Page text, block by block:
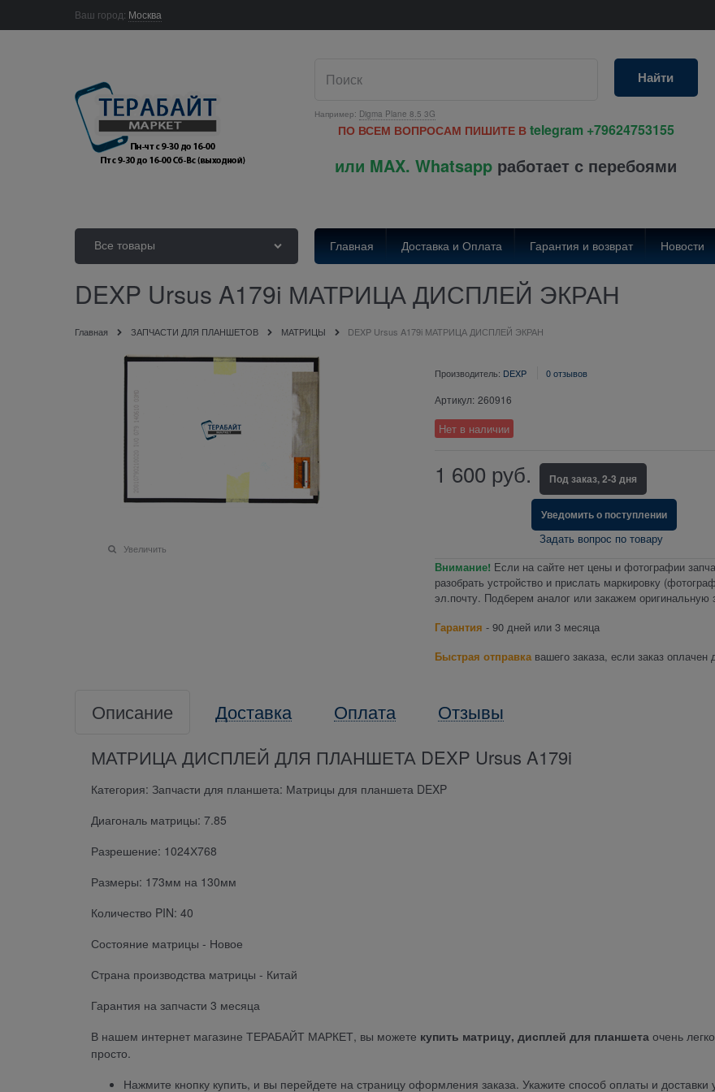
Ваш город: Москва
Например: Digma Plane 8.5 3G
Найти
ПО ВСЕМ ВОПРОСАМ ПИШИТЕ В telegram +79624753155
или MAX. Whatsapp работает с перебоями
Все товары Главная Доставка и Оплата Гарантия и возврат Новости
DEXP Ursus A179i МАТРИЦА ДИСПЛЕЙ ЭКРАН
Главная ЗАПЧАСТИ ДЛЯ ПЛАНШЕТОВ МАТРИЦЫ DEXP Ursus A179i МАТРИЦА ДИСПЛЕЙ ЭКРАН
Увеличить
Производитель: DEXP 0 отзывов
Артикул: 260916
Нет в наличии
1 600 руб. Под заказ, 2-3 дня
Уведомить о поступлении
Задать вопрос по товару
Внимание! Если на сайте нет цены и фотографии
разобрать устройство и прислать маркировку
эл.почту. Подберем аналог или закажем оригинальную
Гарантия - 90 дней или 3 месяца
Быстрая отправкавашего заказа, если заказ оплачен
Описание Доставка Оплата
Отзывы
МАТРИЦА ДИСПЛЕЙ ДЛЯ ПЛАНШЕТА DEXP Ursus A179i
Категория: Запчасти для планшета: Матрицы для планшета DEXP
Диагональ матрицы: 7.85
Разрешение: 1024Х768
Размеры: 173мм на 130мм
Количество PIN: 40
Состояние матрицы - Новое
Страна производства матрицы - Китай
Гарантия на запчасти 3 месяца
В нашем интернет магазине ТЕРАБАЙТ МАРКЕТ, вы можете купить матрицу, дисплей для планшета очень
просто.
Нажмите кнопку купить, и вы перейдете на страницу оформления заказа. Укажите способ оплаты и доставки